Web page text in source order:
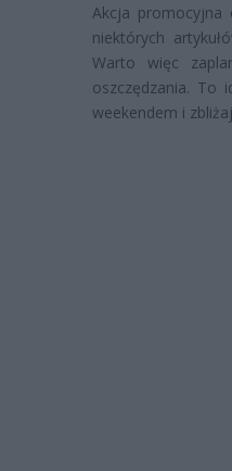
Akcja
niektórych
Warto więc
oszczędzania. To
weekendem i